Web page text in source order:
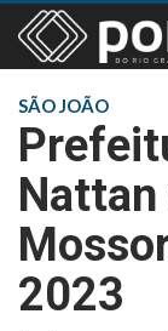
SÃO JOÃO
2023